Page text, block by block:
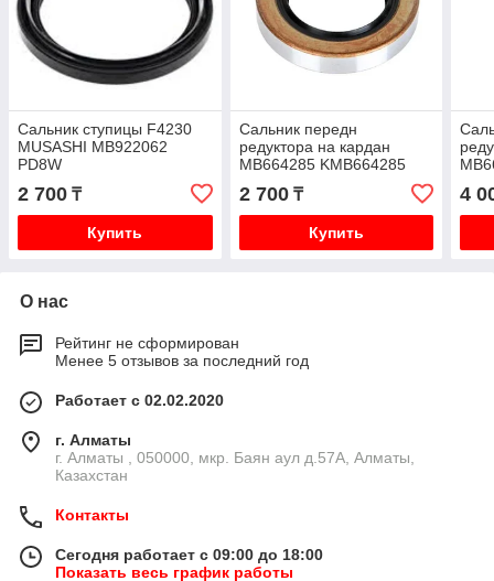
Сальник ступицы F4230
MUSASHI MB922062
PD8W
2 700 ₸
Купить
Сальник передн
редуктора на кардан
MB664285 KMB664285
NOK K96W PD8W V46W
V43W V45W V73W V93W
V97W V
2 700₸
Купить
4
О нас
Рейтинг не сформирован
Менее 5 отзывов за последний год
Работает с 02.02.2020
г. Алматы
г. Алматы , 050000, мкр. Баян аул д.57А, Алматы,
Казахстан
Контакты
Сегодня работает с 09:00 до 18:00
Показать весь график работы